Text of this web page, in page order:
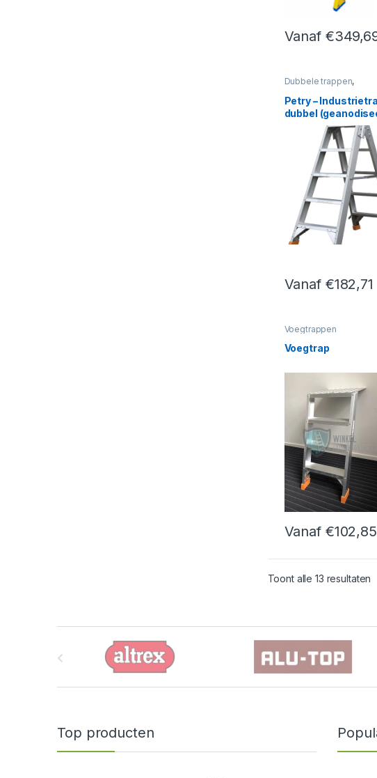
Vanaf €
Dit product heeft
Dubbele trappen,
Industrietrappen
Petry –
dubbel
Vanaf €182,71
Dit product heeft
Voegtrappen
Voegtrap
Vanaf €102,85
Dit product heeft
Toont alle 13 resultaten
Top producten